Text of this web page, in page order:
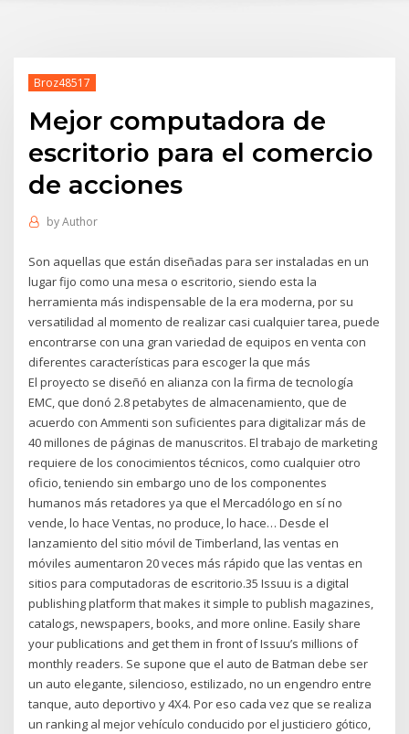
Broz48517
Mejor computadora de
escritorio para el comercio
de acciones
byAuthor
Son aquellas que están diseñadas para ser instaladas en un
lugar fijo como una mesa o escritorio, siendo esta la
herramienta más indispensable de la era moderna, por su
versatilidad al momento de realizar casi cualquier tarea, puede
encontrarse con una gran variedad de equipos en venta con
diferentes características para escoger la que más
El proyecto se diseñó en alianza con la firma de tecnología
EMC, que donó 2.8 petabytes de almacenamiento, que de
acuerdo con Ammenti son suficientes para digitalizar más de
40 millones de páginas de manuscritos. El trabajo de marketing
requiere de los conocimientos técnicos, como cualquier otro
oficio, teniendo sin embargo uno de los componentes
humanos más retadores ya que el Mercadólogo en sí no
vende, lo hace Ventas, no produce, lo hace… Desde el
lanzamiento del sitio móvil de Timberland, las ventas en
móviles aumentaron 20 veces más rápido que las ventas en
sitios para computadoras de escritorio.35 Issuu is a digital
publishing platform that makes it simple to publish magazines,
catalogs, newspapers, books, and more online. Easily share
your publications and get them in front of Issuu’s millions of
monthly readers. Se supone que el auto de Batman debe ser
un auto elegante, silencioso, estilizado, no un engendro entre
tanque, auto deportivo y 4X4. Por eso cada vez que se realiza
un ranking al mejor vehículo conducido por el justiciero gótico,